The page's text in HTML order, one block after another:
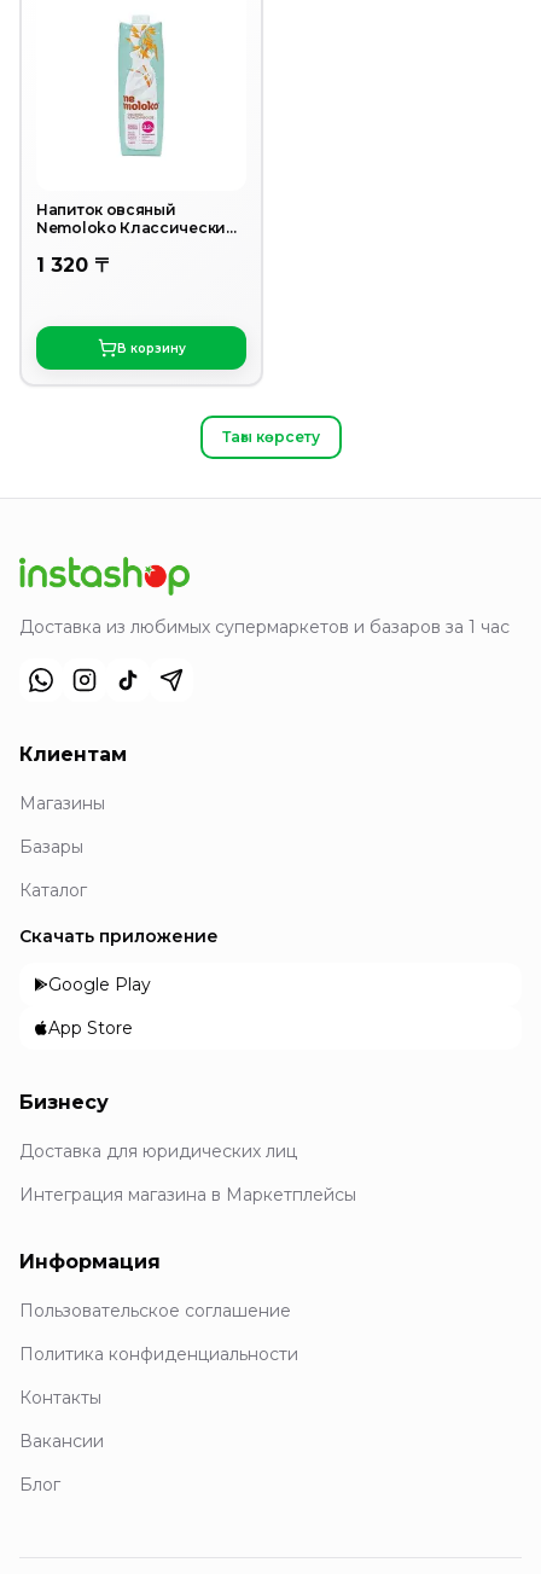
Напиток овсяный
Nemoloko Классический
1 320 〒
В корзину
Тағы көрсету
Доставка из любимых супермаркетов и базаров за 1 час
Клиентам
Магазины
Базары
Каталог
Скачать приложение
Google Play
App Store
Бизнесу
Доставка для юридических лиц
Интеграция магазина в Маркетплейсы
Информация
Пользовательское соглашение
Политика конфиденциальности
Контакты
Вакансии
Блог